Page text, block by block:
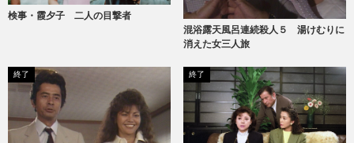
検事・霞夕子 二人の目撃者
混浴露天風呂連続殺人５ 湯けむりに
消えた女三人旅
終了 終了